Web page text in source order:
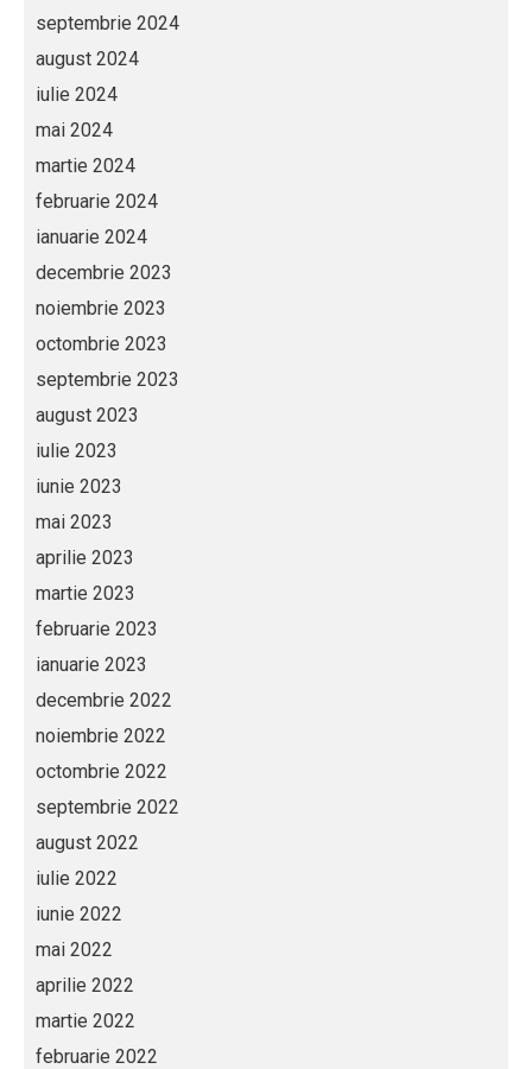
septembrie 2024
august 2024
iulie 2024
mai 2024
martie 2024
februarie 2024
ianuarie 2024
decembrie 2023
noiembrie 2023
octombrie 2023
septembrie 2023
august 2023
iulie 2023
iunie 2023
mai 2023
aprilie 2023
martie 2023
februarie 2023
ianuarie 2023
decembrie 2022
noiembrie 2022
octombrie 2022
septembrie 2022
august 2022
iulie 2022
iunie 2022
mai 2022
aprilie 2022
martie 2022
februarie 2022